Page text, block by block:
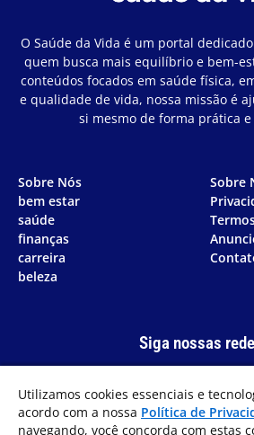
O Saúde da Vida é um portal
quem busca mais equilíbrio e bem-
conteúdos focados em saúde física,
e qualidade de vida, nossa missão é
si mesmo de forma prática
Sobre Nós
bem estar
saúde
finanças
carreira
beleza
Sobre
Siga nossas
Utilizamos cookies essenciais e
acordo com a nossa Política de
navegando, você concorda com estas